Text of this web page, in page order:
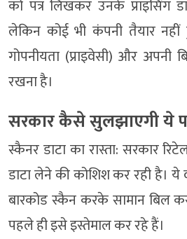
को पत्र लिखकर उनके प्राइसिंग
लेकिन कोई भी कंपनी तैयार नहीं
गोपनीयता (प्राइवेसी) और अपनी
रखना है।
सरकार कैसे सुलझाएगी ये
स्कैनर डाटा का रास्ता: सरकार
डाटा लेने की कोशिश कर रही है। ये
बारकोड स्कैन करके सामान बिल
पहले ही इसे इस्तेमाल कर रहे हैं।